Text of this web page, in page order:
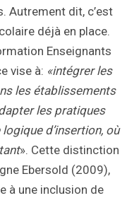
pratiques
l’élève qui doit
Comme le
EI, 2012 p.7)
élèves en
ordinaires, sans
pédagogiques.
l’élève doit
est essentielle,
l’intégration